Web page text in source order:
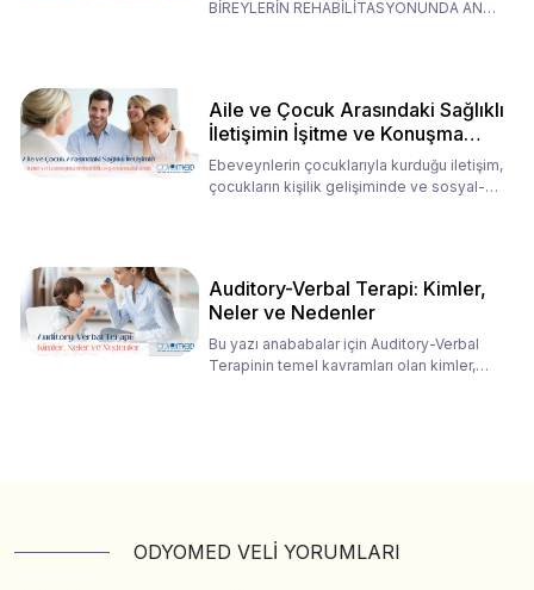
BİREYLERİN REHABİLİTASYONUNDA ANA
Aile ve Çocuk Arasındaki Sağlıklı
İletişimin İşitme ve Konuşma
Rehabilitasyonundaki Rolü
Ebeveynlerin çocuklarıyla kurduğu iletişim,
çocukların kişilik gelişiminde ve sosyal-
Auditory-Verbal Terapi: Kimler,
Neler ve Nedenler
Bu yazı anababalar için Auditory-Verbal
Terapinin temel kavramları olan kimler,
ODYOMED VELİ YORUMLARI